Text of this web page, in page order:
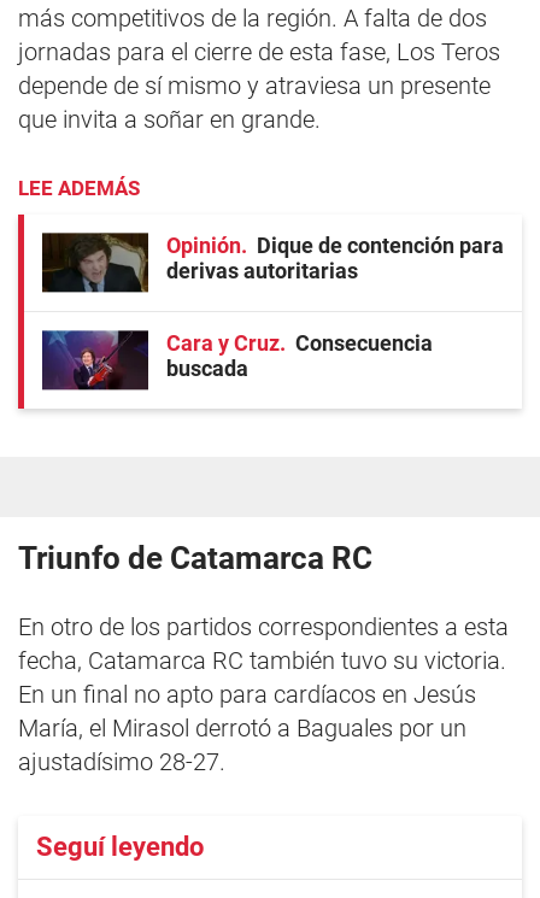
más competitivos de la región. A falta de dos
jornadas para el cierre de esta fase, Los Teros
depende de sí mismo y atraviesa un presente
que invita a soñar en grande.
LEE ADEMÁS
Opinión
Dique de contención para
derivas autoritarias
Cara y Cruz
Consecuencia
buscada
Triunfo de Catamarca RC
En otro de los partidos correspondientes a esta
fecha, Catamarca RC también tuvo su victoria.
En un final no apto para cardíacos en Jesús
María, el Mirasol derrotó a Baguales por un
ajustadísimo 28-27.
Seguí leyendo